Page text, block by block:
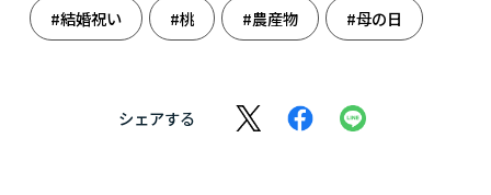
#結婚祝い #桃 #農産物 #母の日
シェアする